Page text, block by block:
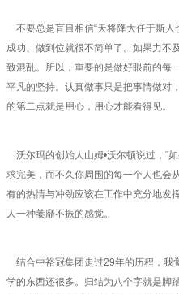
不要总是盲目相信“天将降大任于斯人
成功、做到位就很不简单了。如果力不
致混乱。所以，重要的是做好眼前的每
平凡的坚持。认真做事只是把事情做对
的第二点就是用心，用心才能看得见。
沃尔玛的创始人山姆•沃尔顿说过，“
求完美，而不久你周围的每一个人也会
有的热情与冲劲应该在工作中充分地发
人一种萎靡不振的感觉。
结合中裕冠集团走过29年的历程，我
学的东西还很多。归结为八个字就是脚